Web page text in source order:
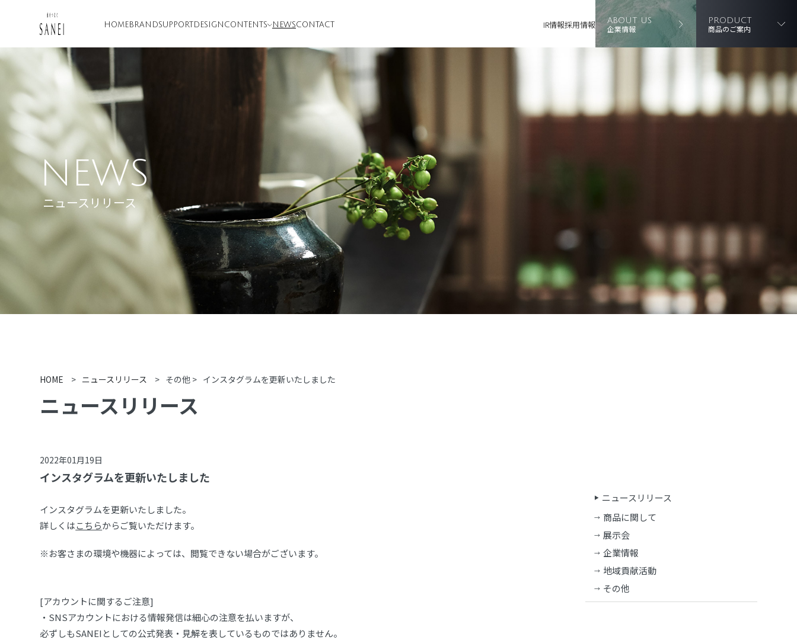
HOME BRANDSUPPORT DESIGN CONTENTS NEWSCONTACT IR情報採用情報 ABOUT US
企業情報
PRODUCT
商品のご案内
NEWS
ニュースリリース
HOME > ニュースリリース > その他 > インスタグラムを更新いたしました
ニュースリリース
2022年01月19日
インスタグラムを更新いたしました
インスタグラムを更新いたしました。
詳しくはこちらからご覧いただけます。
※お客さまの環境や機器によっては、閲覧できない場合がございます。
[アカウントに関するご注意]
・SNSアカウントにおける情報発信は細心の注意を払いますが、
必ずしもSANEIとしての公式発表・見解を表しているものではありません。
ニュースリリース
商品に関して
展示会
企業情報
地域貢献活動
その他